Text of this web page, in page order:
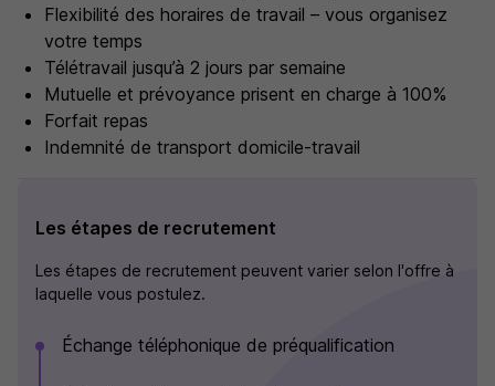
Flexibilité des horaires de travail – vous organisez
votre temps
Télétravail jusqu’à 2 jours par semaine
Mutuelle et prévoyance prisent en charge à 100%
Forfait repas
Indemnité de transport domicile-travail
Les étapes de recrutement
Les étapes de recrutement peuvent varier selon l'offre à
laquelle vous postulez.
Échange téléphonique de préqualification